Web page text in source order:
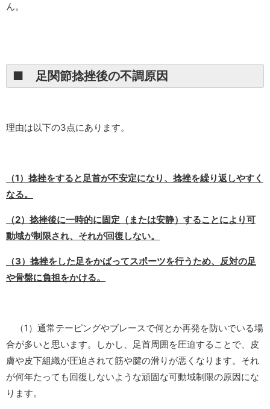
ん。
■ 足関節捻挫後の不調原因
理由は以下の3点にあります。
（1）捻挫をすると足首が不安定になり、捻挫を繰り返しやすく
なる。
（2）捻挫後に一時的に固定（または安静）することにより可
動域が制限され、それが回復しない。
（3）捻挫をした足をかばってスポーツを行うため、反対の足
や骨盤に負担をかける。
（1）通常テーピングやブレースで何とか再発を防いでいる場
合が多いと思います。しかし、足首周囲を圧迫することで、皮
膚や皮下組織が圧迫されて筋や腱の滑りが悪くなります。それ
が何年たっても回復しないような頑固な可動域制限の原因にな
ります。